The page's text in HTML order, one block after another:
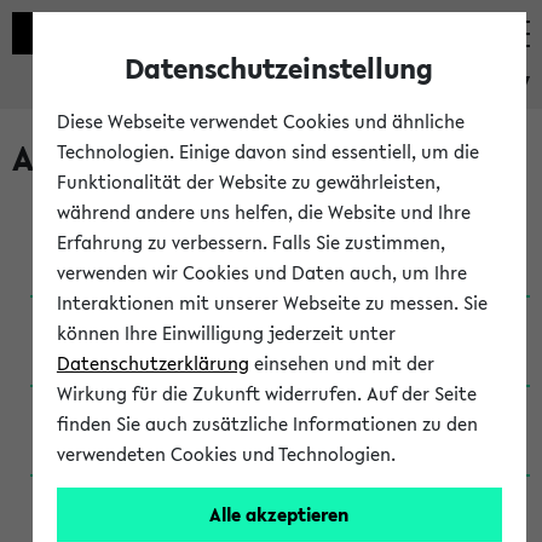
eKVV
Archivierte Studiengänge
Anglistik: British and American Studies / B.A.
(Einschreibung bis WiSe 16/17)
Anglistik: British and American Studies / B.A.
(Einschreibung bis SoSe 2015)
Anglistik: British and American Studies / B.A.
(Einschreibung bis SoSe 2013)
Anglistik: British and American Studies / Ba
(Einschreibung bis SoSe 2011)
Datenschutzeinstellung
Diese Webseite verwendet Cookies und ähnliche
Technologien. Einige davon sind essentiell, um die
Funktionalität der Website zu gewährleisten,
während andere uns helfen, die Website und Ihre
Erfahrung zu verbessern. Falls Sie zustimmen,
verwenden wir Cookies und Daten auch, um Ihre
Interaktionen mit unserer Webseite zu messen. Sie
können Ihre Einwilligung jederzeit unter
Datenschutzerklärung einsehen und mit der
Wirkung für die Zukunft widerrufen. Auf der Seite
finden Sie auch zusätzliche Informationen zu den
verwendeten Cookies und Technologien.
Alle akzeptieren